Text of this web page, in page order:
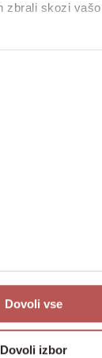
zbrali skozi
Dovoli vse
Dovoli izbor